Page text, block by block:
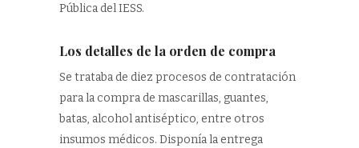
Pública del IESS.
Los detalles de la orden de compra
Se trataba de diez procesos de contratación
para la compra de mascarillas, guantes,
batas, alcohol antiséptico, entre otros
insumos médicos. Disponía la entrega